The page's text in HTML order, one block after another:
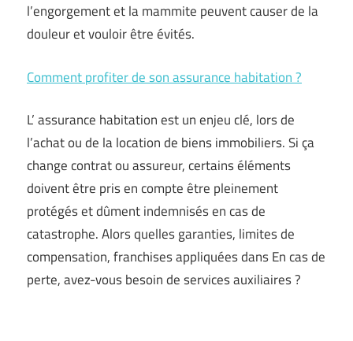
l’engorgement et la mammite peuvent causer de la
douleur et vouloir être évités.
Comment profiter de son assurance habitation ?
L’ assurance habitation est un enjeu clé, lors de
l’achat ou de la location de biens immobiliers. Si ça
change contrat ou assureur, certains éléments
doivent être pris en compte être pleinement
protégés et dûment indemnisés en cas de
catastrophe. Alors quelles garanties, limites de
compensation, franchises appliquées dans En cas de
perte, avez-vous besoin de services auxiliaires ?